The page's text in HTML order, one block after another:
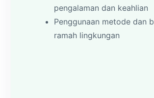
pengalaman dan keahlian
Penggunaan metode dan
ramah lingkungan